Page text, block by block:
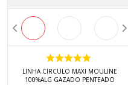
LINHA CIRCULO MAXI MOULINE
100%ALG GAZADO PENTEADO